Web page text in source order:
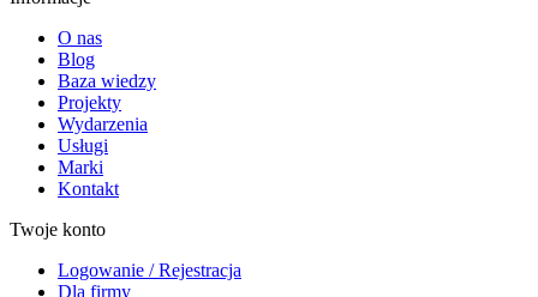
O nas
Blog
Baza wiedzy
Projekty
Wydarzenia
Usługi
Marki
Kontakt
Twoje konto
Logowanie / Rejestracja
Dla firmy